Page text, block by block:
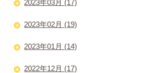
2023年03月 (17)
2023年02月 (19)
2023年01月 (14)
2022年12月 (17)